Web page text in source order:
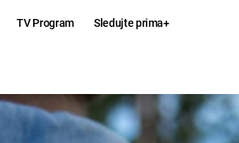
TV Program Sledujte prima+